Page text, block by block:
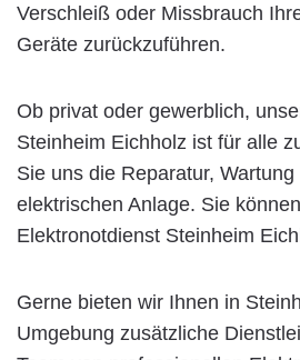
Verschleiß oder Missbrauch
Geräte zurückzuführen.
Ob privat oder gewerblich,
Steinheim Eichholz ist für alle
Sie uns die Reparatur,
elektrischen Anlage. Sie
Elektronotdienst Steinheim
Gerne bieten wir Ihnen in
Umgebung zusätzliche